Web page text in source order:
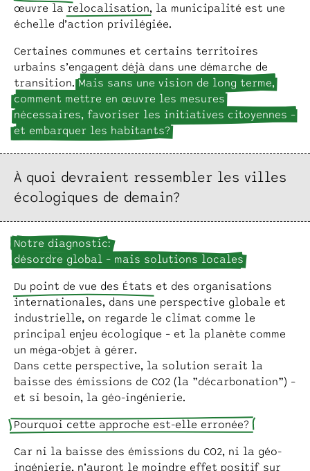
œuvre la relocalisation, la municipalité est une
échelle d’action privilégiée.
Certaines communes et certains territoires
urbains s’engagent déjà dans une démarche de
transition.Mais sans une vision de long terme,
comment mettre en œuvre les mesures
nécessaires, favoriser les initiatives citoyennes –
et embarquer les habitants?
À quoi devraient ressembler les villes
écologiques de demain ?
Notre diagnostic :
désordre global – mais solutions locales
Du point de vue des États et des organisations
internationales, dans une perspective globale et
industrielle, on regarde le climat comme le
principal enjeu écologique – et la planète comme
un méga-objet à gérer.
Dans cette perspective, la solution serait la
baisse des émissions de CO2 (la ”décarbonation”) –
et si besoin, la géo-ingénierie.
Pourquoi cette approche est-elle erronée ?
Car ni la baisse des émissions du CO2, ni la géo-
ingénierie, n’auront le moindre effet positif sur